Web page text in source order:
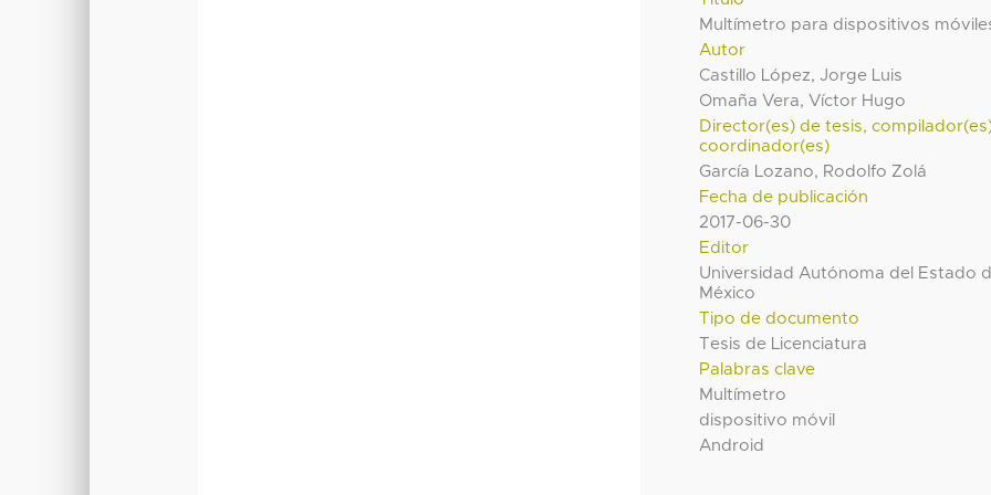
Multímetro para dispositivos
Autor
Castillo López, Jorge Luis
Omaña Vera, Víctor Hugo
Director(es) de tesis,
coordinador(es)
García Lozano, Rodolfo Zolá
Fecha de publicación
2017-06-30
Editor
Universidad Autónoma del Estado
México
Tipo de documento
Tesis de Licenciatura
Palabras clave
Multímetro
dispositivo móvil
Android